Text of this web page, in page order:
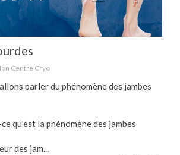
Centre Cryo
parler du phénomène des jambes
qu'est la phénomène des jambes
des jam...